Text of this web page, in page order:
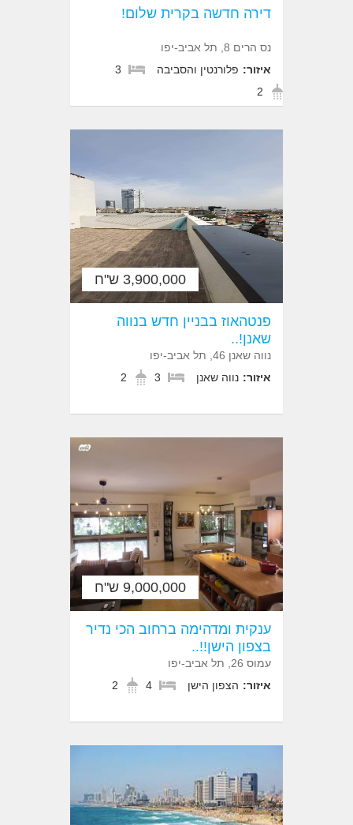
דירה חדשה בקרית שלום!
נס הרים 8, תל אביב-יפו
איזור: פלורנטין והסביבה
3
2
3,900,000 ש"ח
פנטהאוז בבניין חדש בנווה
שאנן!..
נווה שאנן 46, תל אביב-יפו
איזור: נווה שאנן 3
2
9,000,000 ש"ח
ענקית ומדהימה ברחוב הכי נדיר
בצפון הישן!!..
עמוס 26, תל אביב-יפו
איזור: הצפון הישן 4
2